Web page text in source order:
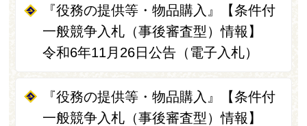
『役務の提供等・物品購入』【条件付
一般競争入札（事後審査型）情報】
令和6年11月26日公告（電子入札）
『役務の提供等・物品購入』【条件付
一般競争入札（事後審査型）情報】